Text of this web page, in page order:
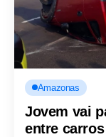
Amazonas
Jovem vai
entre